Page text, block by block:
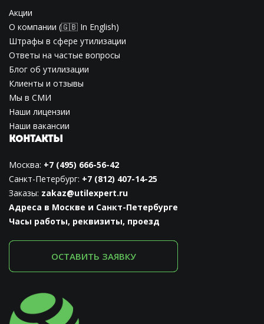
Акции
О компании (🇬🇧 In English)
Штрафы в сфере утилизации
Ответы на частые вопросы
Блог об утилизации
Клиенты и отзывы
Мы в СМИ
Наши лицензии
Наши вакансии
КОНТАКТЫ
Москва: +7 (495) 666-56-42
Санкт-Петербург: +7 (812) 407-14-25
Заказы: zakaz@utilexpert.ru
Адреса в Москве и Санкт-Петербурге
Часы работы, реквизиты, проезд
ОСТАВИТЬ ЗАЯВКУ